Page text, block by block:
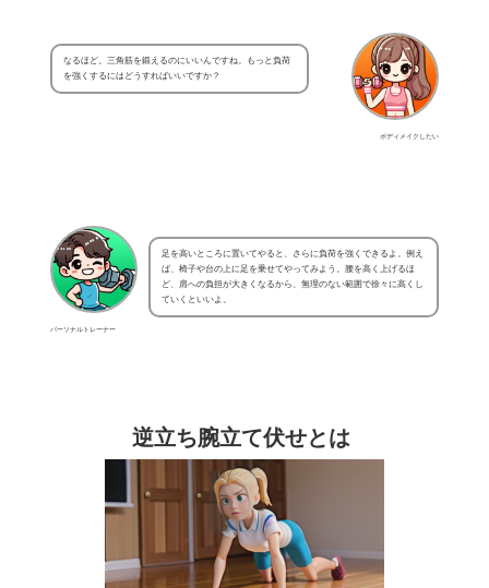
ボディメイクしたい
なるほど。三角筋を鍛えるのにいいんですね。もっと負荷
を強くするにはどうすればいいですか？
パーソナルトレーナー
足を高いところに置いてやると、さらに負荷を強くできるよ。例え
ば、椅子や台の上に足を乗せてやってみよう。腰を高く上げるほ
ど、肩への負担が大きくなるから、無理のない範囲で徐々に高くし
ていくといいよ。
逆立ち腕立て伏せとは